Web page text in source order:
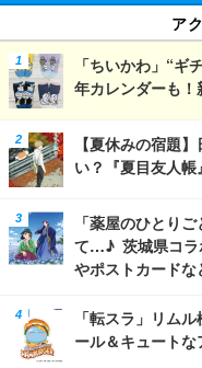
ア
「ちいかわ」“ギ
年カレンダーも！
【夏休みの宿題
い？『夏目友人
「薬屋のひとり
て…♪ 茨城県コラ
やポストカードな
「転スラ」リム
ール＆キュートな